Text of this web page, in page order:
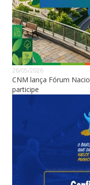
26/05/2026
CNM lança Fórum
participe